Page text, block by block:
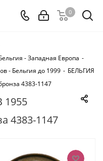
0
- Западная Европа -
- Бельгия до 1999 - БЕЛЬГИЯ
4383-1147
4383-1147